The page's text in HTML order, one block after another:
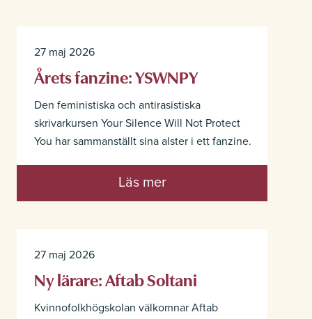
27 maj 2026
Årets fanzine: YSWNPY
Den feministiska och antirasistiska
skrivarkursen Your Silence Will Not Protect
You har sammanställt sina alster i ett fanzine.
Läs mer
27 maj 2026
Ny lärare: Aftab Soltani
Kvinnofolkhögskolan välkomnar Aftab